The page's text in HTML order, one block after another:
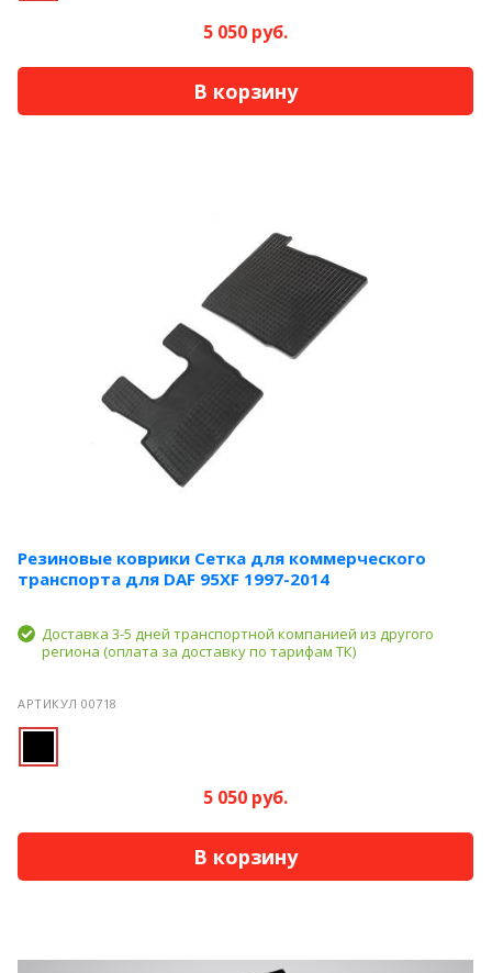
5 050 руб.
В корзину
Резиновые коврики Сетка для коммерческого
транспорта для DAF 95XF 1997-2014
Доставка 3-5 дней транспортной компанией из другого
региона (оплата за доставку по тарифам ТК)
АРТИКУЛ 00718
5 050 руб.
В корзину